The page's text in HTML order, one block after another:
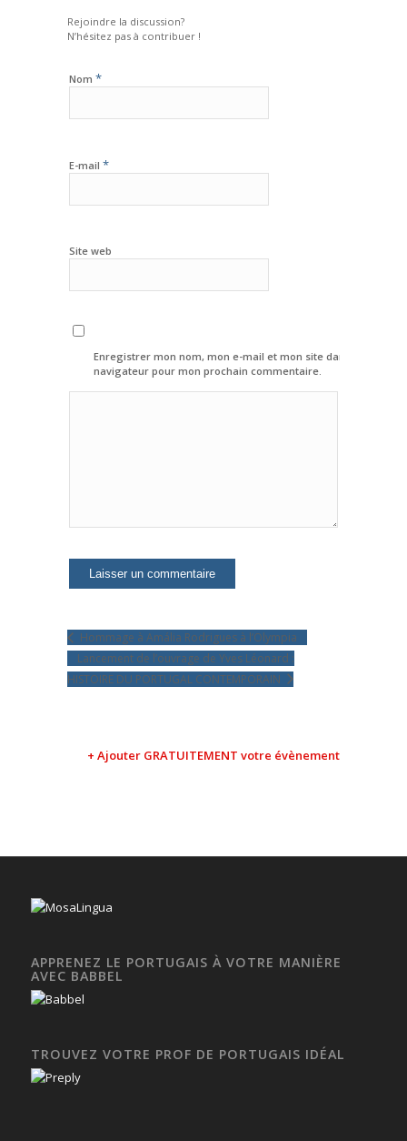
Rejoindre la discussion?
N’hésitez pas à contribuer !
Nom *
E-mail *
Site web
Enregistrer mon nom, mon e-mail et mon site dans le
navigateur pour mon prochain commentaire.
Hommage à Amália Rodrigues à l’Olympia
Lancement de l’ouvrage de Yves Léonard :
HISTOIRE DU PORTUGAL CONTEMPORAIN
+ Ajouter GRATUITEMENT votre évènement
APPRENEZ LE PORTUGAIS À VOTRE MANIÈRE
AVEC BABBEL
TROUVEZ VOTRE PROF DE PORTUGAIS IDÉAL